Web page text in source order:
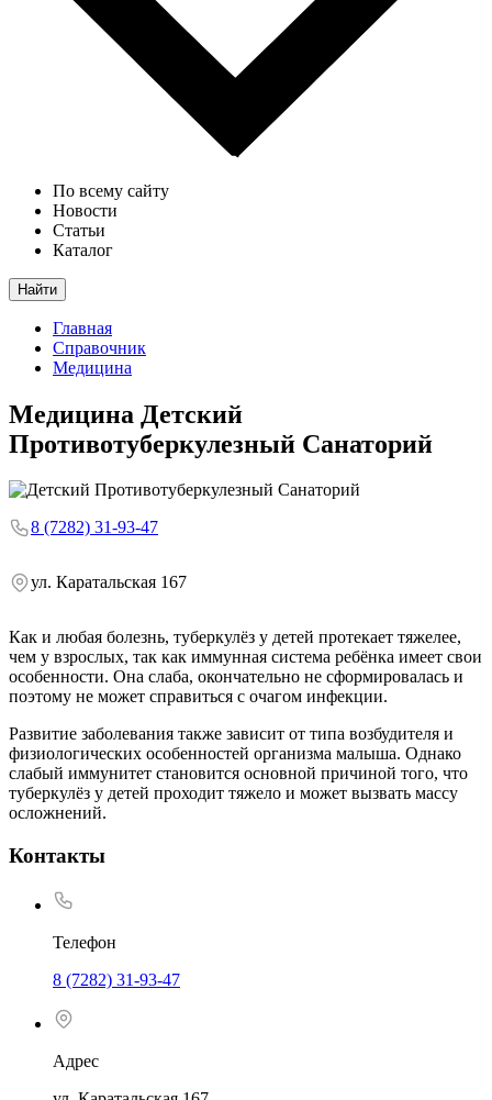
По всему сайту
Новости
Статьи
Каталог
Найти
Главная
Справочник
Медицина
Медицина Детский
Противотуберкулезный Санаторий
8 (7282) 31-93-47
ул. Каратальская 167
Как и любая болезнь, туберкулёз у детей протекает тяжелее,
чем у взрослых, так как иммунная система ребёнка имеет свои
особенности. Она слаба, окончательно не сформировалась и
поэтому не может справиться с очагом инфекции.
Развитие заболевания также зависит от типа возбудителя и
физиологических особенностей организма малыша. Однако
слабый иммунитет становится основной причиной того, что
туберкулёз у детей проходит тяжело и может вызвать массу
осложнений.
Контакты
Телефон
8 (7282) 31-93-47
Адрес